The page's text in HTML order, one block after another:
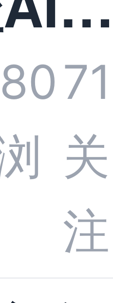
化
与
化
统
道
对
关
注